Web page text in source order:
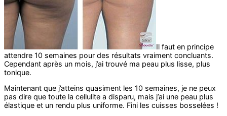
Il faut en principe
attendre 10 semaines pour des résultats vraiment concluants.
Cependant après un mois, j’ai trouvé ma peau plus lisse, plus
tonique.
Maintenant que j’atteins quasiment les 10 semaines, je ne peux
pas dire que toute la cellulite a disparu, mais j’ai une peau plus
élastique et un rendu plus uniforme. Fini les cuisses bosselées !